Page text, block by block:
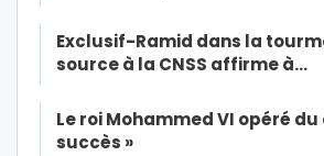
Exclusif-Ramid dans la
source à la CNSS affirme à…
Le roi Mohammed VI opéré du
succès »